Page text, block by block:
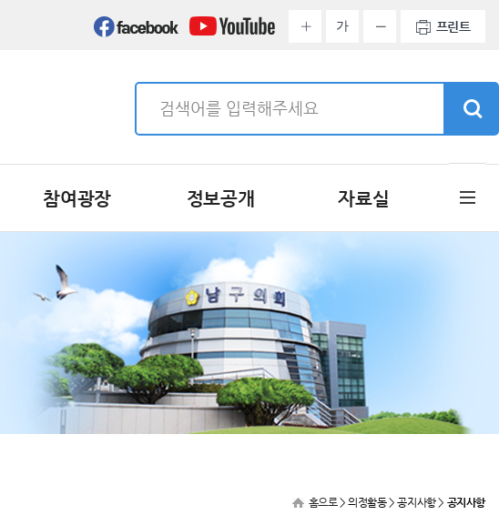
가 프린트
참여광장 정보공개 자료실
홈으로> 의정활동 > 공지사항 > 공지사항